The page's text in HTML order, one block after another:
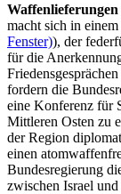
macht sich in
Fenster)), der
für die
fordern die
eine Konferenz für
Mittleren Osten zu
der Region
einen
Bundesregierung
zwischen Israel